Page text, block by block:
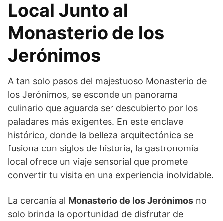
Local Junto al
Monasterio de los
Jerónimos
A tan solo pasos del majestuoso Monasterio de
los Jerónimos, se esconde un panorama
culinario que aguarda ser descubierto por los
paladares más exigentes. En este enclave
histórico, donde la belleza arquitectónica se
fusiona con siglos de historia, la gastronomía
local ofrece un viaje sensorial que promete
convertir tu visita en una experiencia inolvidable.
La cercanía al Monasterio de los Jerónimos no
solo brinda la oportunidad de disfrutar de